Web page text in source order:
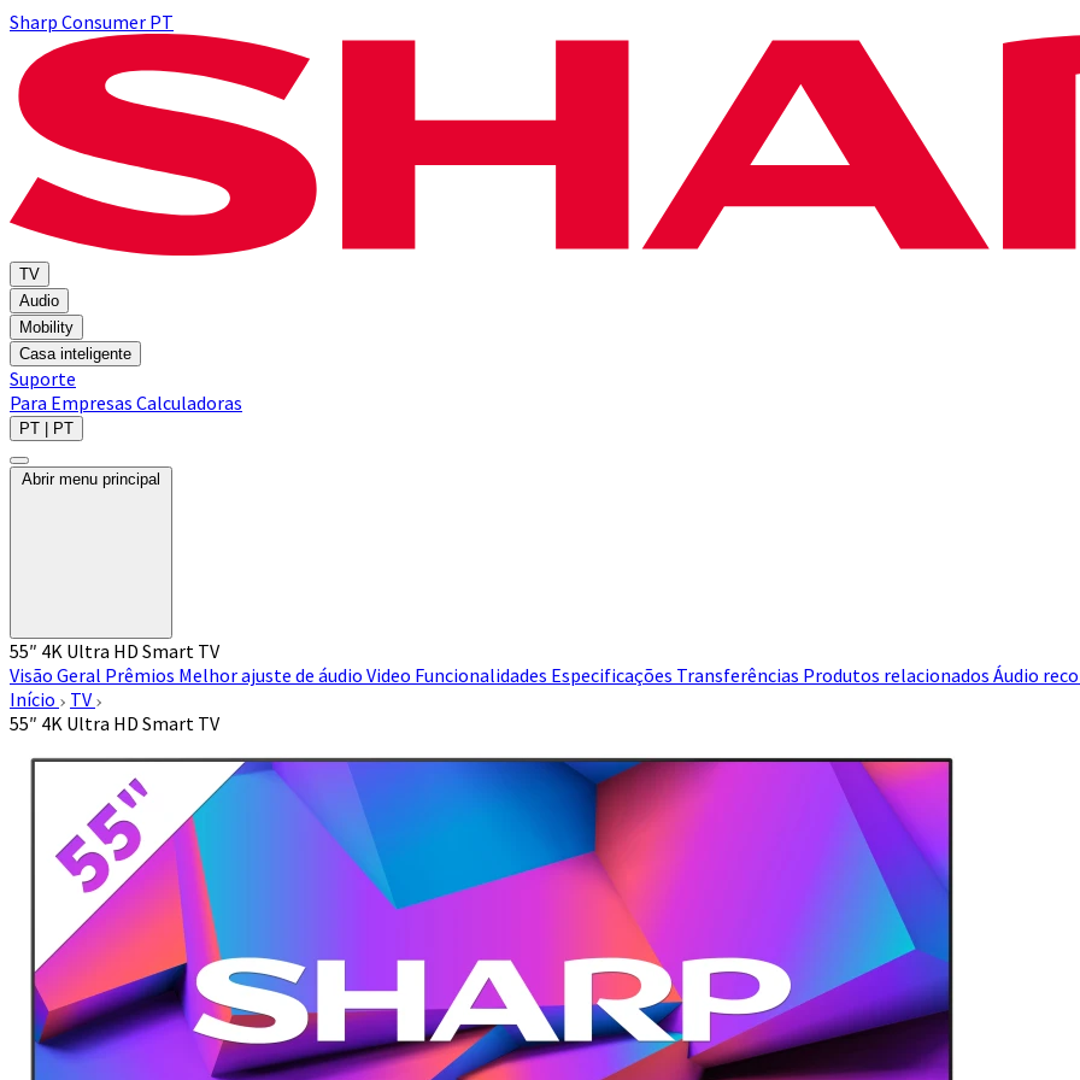
Sharp Consumer PT
TV
Audio
Mobility
Casa inteligente
Suporte
Para Empresas Calculadoras
PT | PT
Abrir menu principal
55″ 4K Ultra HD Smart TV
Visão Geral Prêmios Melhor ajuste de áudio Video Funcionalidades Especificações Transferências Produtos relacionados Áudio
Início
TV
55″ 4K Ultra HD Smart TV